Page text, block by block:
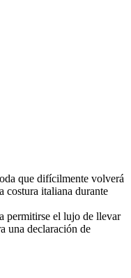
que difícilmente volverá
costura italiana durante
permitirse el lujo de llevar
una declaración de